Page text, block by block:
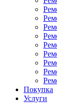
Покупка
Услуги